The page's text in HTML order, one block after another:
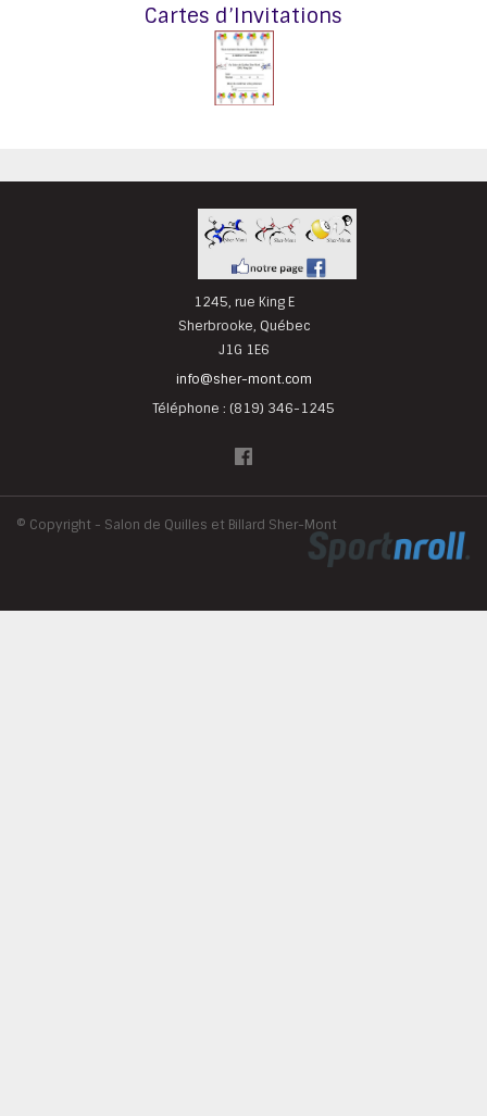
Cartes d’Invitations
1245, rue King E
Sherbrooke, Québec
J1G 1E6
info@sher-mont.com
Téléphone : (819) 346-1245
© Copyright - Salon de Quilles et Billard Sher-Mont